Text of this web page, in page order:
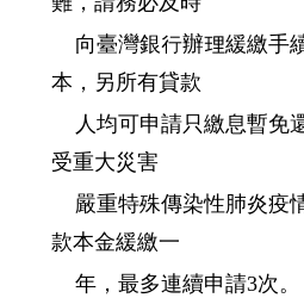
向臺灣銀行辦理緩繳手
本，另所有貸款
人均可申請只繳息暫免
受重大災害
嚴重特殊傳染性肺炎疫
款本金緩繳一
年，最多連續申請3次。